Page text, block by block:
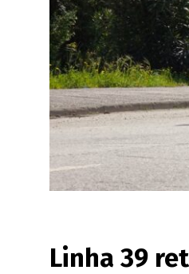
Linha 39